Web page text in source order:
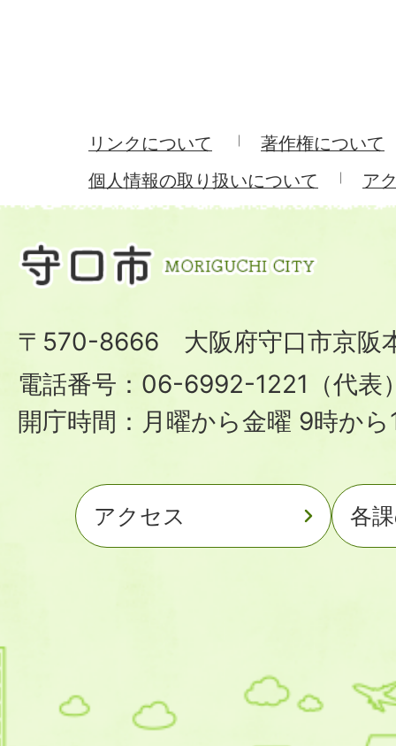
リンクについて
著作権について
個人情報の取り扱いについて
ア
〒570-8666 大阪府守口市京阪
電話番号：06-6992-1221（代表
開庁時間：月曜から金曜 9時か
アクセス 各